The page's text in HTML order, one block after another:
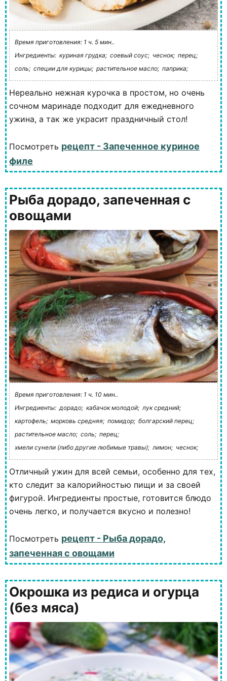
Время приготовления: 1 ч. 5 мин..
Ингредиенты: куриная грудка; соевый соус; чеснок; перец;
соль; специи для курицы; растительное масло; паприка;
Нереально нежная курочка в простом, но очень
сочном маринаде подходит для ежедневного
ужина, а так же украсит праздничный стол!
Посмотреть рецепт - Запеченное куриное
филе
Рыба дорадо, запеченная с
овощами
Время приготовления: 1 ч. 10 мин..
Ингредиенты: дорадо; кабачок молодой; лук средний;
картофель; морковь средняя; помидор; болгарский перец;
растительное масло; соль; перец;
хмели сунели (либо другие любимые травы); лимон; чеснок;
Отличный ужин для всей семьи, особенно для тех,
кто следит за калорийностью пищи и за своей
фигурой. Ингредиенты простые, готовится блюдо
очень легко, и получается вкусно и полезно!
Посмотреть рецепт - Рыба дорадо,
запеченная с овощами
Окрошка из редиса и огурца
(без мяса)